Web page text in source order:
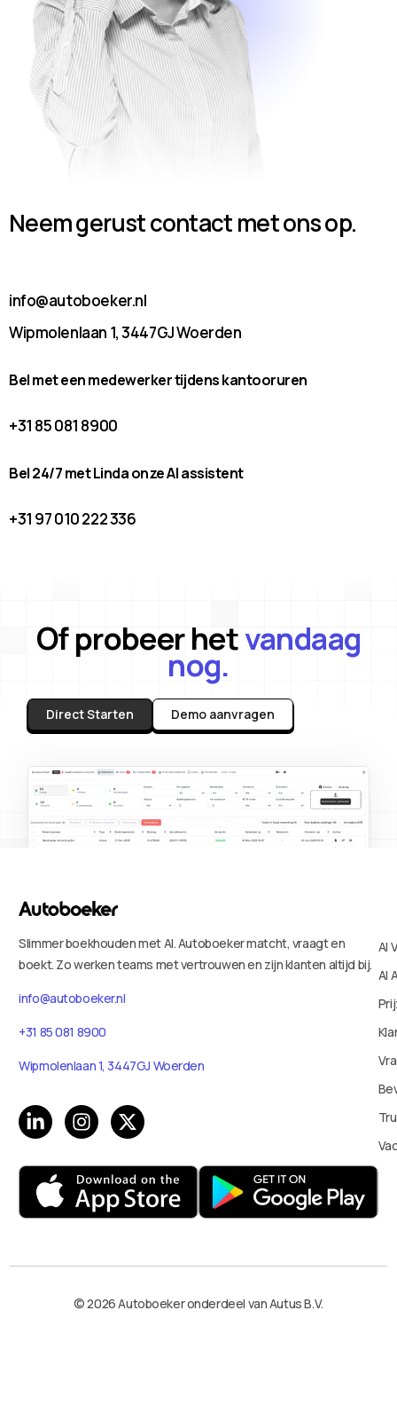
Neem gerust contact met ons op.
info@autoboeker.nl
Wipmolenlaan 1, 3447GJ Woerden
Bel met een medewerker tijdens kantooruren
+31 85 081 8900
Bel 24/7 met Linda onze AI assistent
+31 97 010 222 336
Of probeer hetvandaag
nog.
Direct Starten Demo aanvragen
Slimmer boekhouden met AI. Autoboeker matcht, vraagt en
boekt. Zo werken teams met vertrouwen en zijn klanten altijd bij.
info@autoboeker.nl
+31 85 081 8900
Wipmolenlaan 1, 3447GJ Woerden
AI
AI
© 2026 Autoboeker onderdeel van Autus B.V.